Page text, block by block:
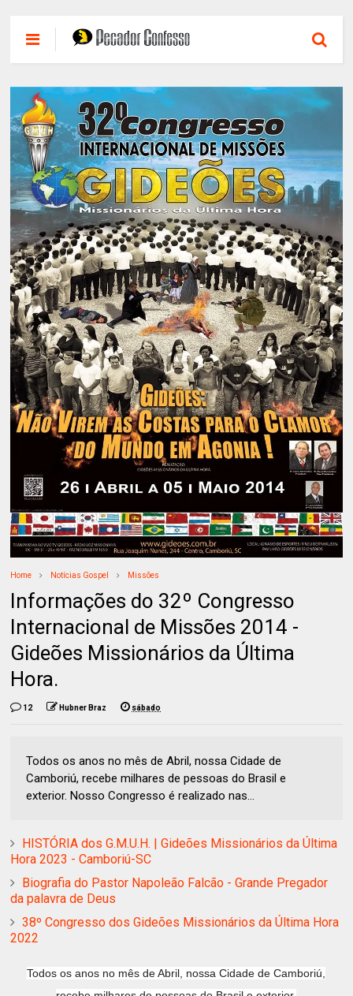
Home Notícias Gospel Missões
Informações do 32º Congresso
Internacional de Missões 2014 -
Gideões Missionários da Última
Hora.
12 Hubner Braz sábado
Todos os anos no mês de Abril, nossa Cidade de
Camboriú, recebe milhares de pessoas do Brasil e
exterior. Nosso Congresso é realizado nas...
HISTÓRIA dos G.M.U.H. | Gideões Missionários da Última
Hora 2023 - Camboriú-SC
Biografia do Pastor Napoleão Falcão - Grande Pregador
da palavra de Deus
38º Congresso dos Gideões Missionários da Última Hora
2022
Todos os anos no mês de Abril, nossa Cidade de Camboriú,